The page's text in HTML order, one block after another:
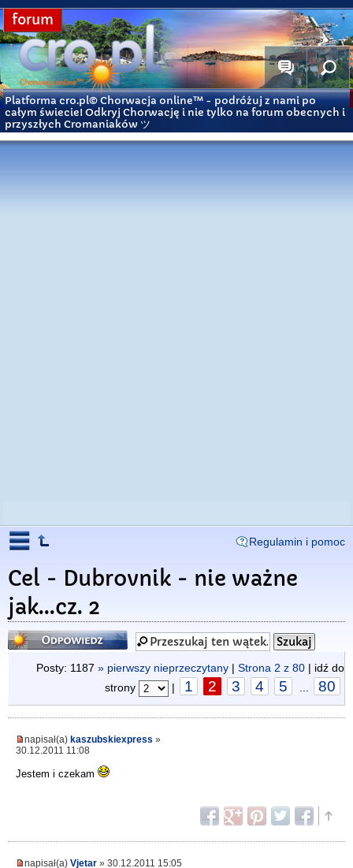
forum
Platforma cro.pl© Chorwacja online™ - podróżuj z nami po
całym świecie! Odkryj Chorwację i nie tylko na forum obecnych i
przyszłych Cromaniaków ツ
Regulamin i pomoc
Cel - Dubrovnik - nie ważne
jak...cz. 2
Odpowiedz
Posty: 1187 » pierwszy nieprzeczytany | Strona 2 z 80 | idź do
strony
| 1 2 3 4 5 80
napisał(a) kaszubskiexpress »
30.12.2011 11:08
Jestem i czekam
napisał(a) Vjetar » 30.12.2011 15:05